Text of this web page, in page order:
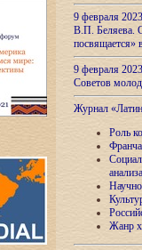
9 февраля
В.П. Беляева.
посвящается»
9 февраля
Советов
Журнал
Роль
анализа
Жанр